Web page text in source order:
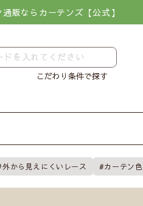
販ならカーテンズ【公式】
こだわり条件で探す
外から見えにくいレース カーテン